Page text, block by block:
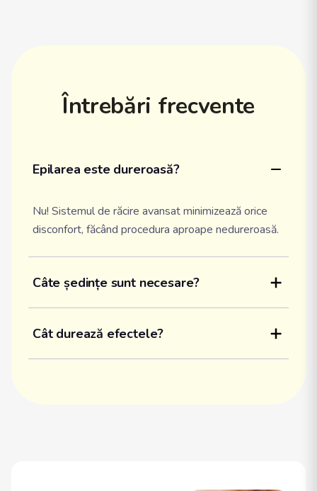
Întrebări frecvente
Epilarea este dureroasă?
Nu! Sistemul de răcire avansat minimizează orice
disconfort, făcând procedura aproape nedureroasă.
Câte ședințe sunt necesare?
Cât durează efectele?